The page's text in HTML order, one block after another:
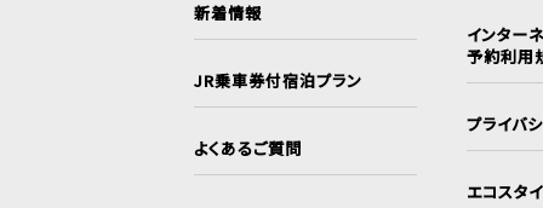
新着情報
JR乗車券付宿泊プラン
よくあるご質問
インター
予約利用
プライバ
エコスタ